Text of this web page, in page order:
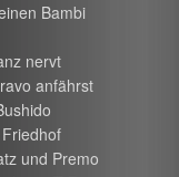
Bambi
nervt
anfährst
und Premo